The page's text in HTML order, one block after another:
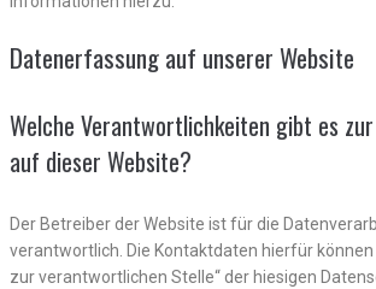
Datenerfassung auf unserer Website
Welche Verantwortlichkeiten gibt es
auf dieser Website?
Der Betreiber der Website ist für die
verantwortlich. Die Kontaktdaten hierfür können
zur verantwortlichen Stelle“ der hiesigen